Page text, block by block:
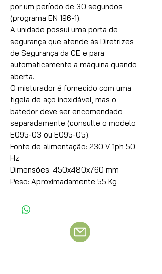
por um período de 30 segundos
(programa EN 196-1).
A unidade possui uma porta de
segurança que atende às Diretrizes
de Segurança da CE e para
automaticamente a máquina quando
aberta.
O misturador é fornecido com uma
tigela de aço inoxidável, mas o
batedor deve ser encomendado
separadamente (consulte o modelo
E095-03 ou E095-05).
Fonte de alimentação: 230 V 1ph 50
Hz
Dimensões: 450x480x760 mm
Peso: Aproximadamente 55 Kg